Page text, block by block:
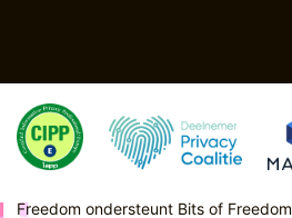
Freedom ondersteunt Bits of Freedom